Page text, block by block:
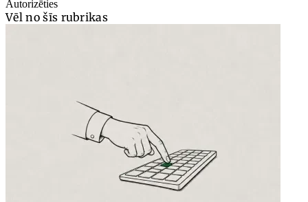
Autorizēties
Vēl no šīs rubrikas